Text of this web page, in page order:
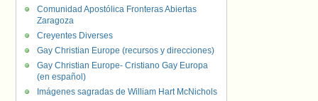
Comunidad Apostólica Fronteras Abiertas
Zaragoza
Creyentes Diverses
Gay Christian Europe (recursos y direcciones)
Gay Christian Europe- Cristiano Gay Europa
(en español)
Imágenes sagradas de William Hart McNichols